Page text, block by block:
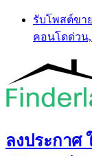
Skip
content
รับโพสต์ขา
คอนโดด่วน
ลงประกาศ